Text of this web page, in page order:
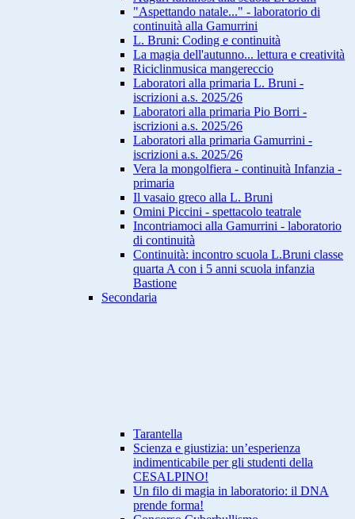
"Aspettando natale..." - laboratorio di
continuità alla Gamurrini
L. Bruni: Coding e continuità
La magia dell'autunno... lettura e creatività
Riciclinmusica mangereccio
Laboratori alla primaria L. Bruni -
iscrizioni a.s. 2025/26
Laboratori alla primaria Pio Borri -
iscrizioni a.s. 2025/26
Laboratori alla primaria Gamurrini -
iscrizioni a.s. 2025/26
Vera la mongolfiera - continuità Infanzia -
primaria
Il vasaio greco alla L. Bruni
Omini Piccini - spettacolo teatrale
Incontriamoci alla Gamurrini - laboratorio
di continuità
Continuità: incontro scuola L.Bruni classe
quarta A con i 5 anni scuola infanzia
Bastione
Secondaria
Tarantella
Scienza e giustizia: un’esperienza
indimenticabile per gli studenti della
CESALPINO!
Un filo di magia in laboratorio: il DNA
prende forma!